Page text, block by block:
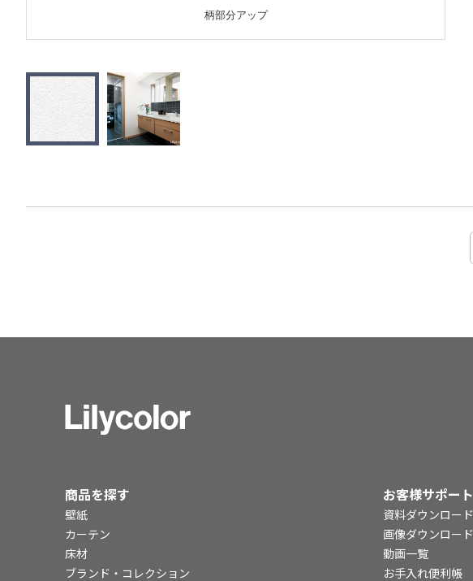
柄部分アップ
商品を探す
壁紙
カーテン
床材
ブランド・コレクション
お客様サポート
資料ダウンロード
画像ダウンロード
動画一覧
お手入れ便利帳